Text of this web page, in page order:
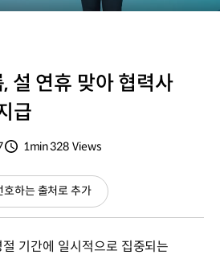
설 연휴 맞아 협력사
급
1min328 Views
호하는 출처로 추가(새
창
기간에 일시적으로 집중되는